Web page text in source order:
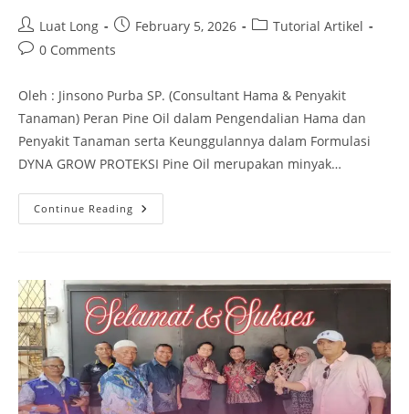
Luat Long February 5, 2026
Tutorial Artikel
0 Comments
Oleh : Jinsono Purba SP. (Consultant Hama & Penyakit
Tanaman) Peran Pine Oil dalam Pengendalian Hama dan
Penyakit Tanaman serta Keunggulannya dalam Formulasi
DYNA GROW PROTEKSI Pine Oil merupakan minyak…
Continue Reading